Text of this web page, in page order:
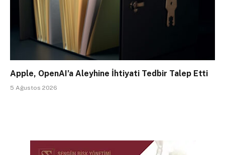
Apple, OpenAI’a Aleyhine İhtiyati Tedbir Talep Etti
5 Ağustos 2026